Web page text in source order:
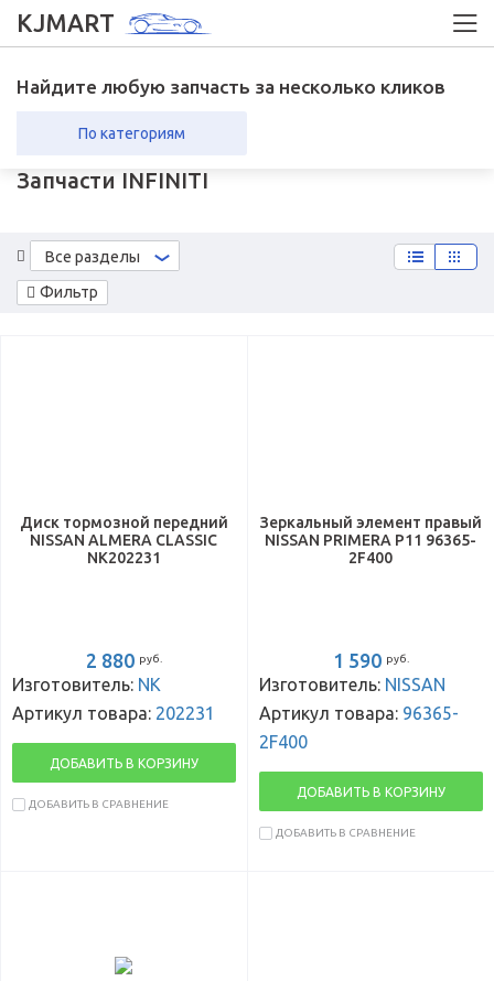
KJMART
Найдите любую запчасть за несколько кликов
По категориям
Запчасти INFINITI
Фильтр
Все разделы
Диск тормозной передний
NISSAN ALMERA CLASSIC
NK202231
2 880 руб.
Изготовитель: NK
Артикул товара: 202231
ДОБАВИТЬ В КОРЗИНУ
ДОБАВИТЬ В СРАВНЕНИЕ
Зеркальный элемент правый
NISSAN PRIMERA P11 96365-
2F400
1 590 руб.
Изготовитель: NISSAN
Артикул товара: 96365-
2F400
ДОБАВИТЬ В КОРЗИНУ
ДОБАВИТЬ В СРАВНЕНИЕ